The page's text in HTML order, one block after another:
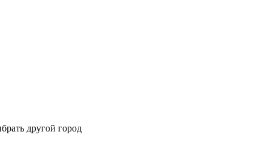
другой город